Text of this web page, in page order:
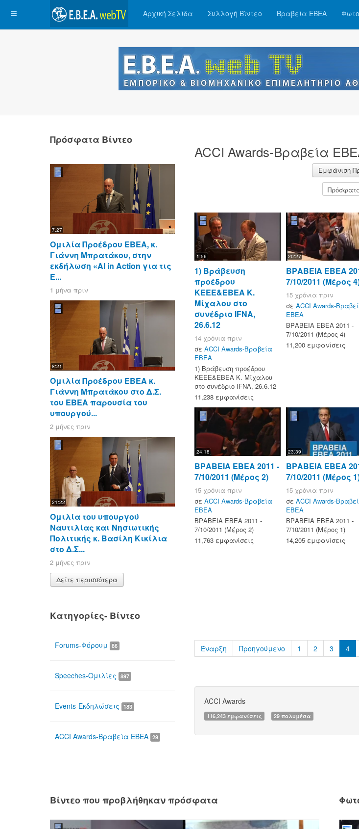
Αρχική Σελίδα Συλλογή Βίντεο Βραβεία ΕΒΕΑ
ACCI Awards-Βραβεία
Εμφάνιση
1:56
1) Βράβευση
προέδρου
ΚΕΕΕ&ΕΒΕΑ Κ.
Μίχαλου στο
συνέδριο IFNA,
26.6.12
14 χρόνια πριν
σε ACCI Awards-Βραβεία
ΕΒΕΑ
1) Βράβευση προέδρου
ΚΕΕΕ&ΕΒΕΑ Κ. Μίχαλου
στο συνέδριο IFNA, 26.6.12
11,238 εμφανίσεις
20:27
ΒΡΑΒΕΙΑ ΕΒΕΑ
7/10/2011 (Μέρος
15 χρόνια πριν
σεACCI Awards-
ΕΒΕΑ
ΒΡΑΒΕΙΑ ΕΒΕΑ 2011 -
7/10/2011 (Μέρος 4)
11,200 εμφανίσεις
24:18
ΒΡΑΒΕΙΑ ΕΒΕΑ 2011 -
7/10/2011 (Μέρος 2)
15 χρόνια πριν
σε ACCI Awards-Βραβεία
ΕΒΕΑ
ΒΡΑΒΕΙΑ ΕΒΕΑ 2011 -
7/10/2011 (Μέρος 2)
11,763 εμφανίσεις
23:39
ΒΡΑΒΕΙΑ ΕΒΕΑ
7/10/2011 (Μέρος
15 χρόνια πριν
σεACCI Awards-
ΕΒΕΑ
ΒΡΑΒΕΙΑ ΕΒΕΑ 2011 -
7/10/2011 (Μέρος 1)
14,205 εμφανίσεις
Έναρξη Προηγούμενο 1 2 3 4
ACCI Awards
116,243 εμφανίσεις 29 πολυμέσα
Πρόσφατα Βίντεο
7:27
Ομιλία Προέδρου ΕΒΕΑ, κ.
Γιάννη Μπρατάκου, στην
εκδήλωση «AI in Action για τις
Ε...
1 μήνα πριν
8:21
Ομιλία Προέδρου ΕΒΕΑ κ.
Γιάννη Μπρατάκου στο Δ.Σ.
του ΕΒΕΑ παρουσία του
υπουργού...
2 μήνες πριν
21:22
Ομιλία του υπουργού
Ναυτιλίας και Νησιωτικής
Πολιτικής κ. Βασίλη Κικίλια
στο Δ.Σ...
2 μήνες πριν
Δείτε περισσότερα
Κατηγορίες- Βίντεο
Forums-Φόρουμ 86
Speeches-Ομιλίες 897
Events-Εκδηλώσεις 183
ACCI Awards-Βραβεία ΕΒΕΑ 29
Βίντεο που προβλήθηκαν πρόσφατα